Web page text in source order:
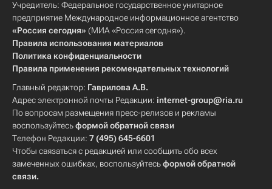
Учредитель: Федеральное государственное унитарное
предприятие Международное информационное агентство
«Россия сегодня» (МИА «Россия сегодня»).
Правила использования материалов
Политика конфиденциальности
Правила применения рекомендательных технологий
Главный редактор: Гаврилова А.В.
Адрес электронной почты Редакции: internet-group@ria.ru
По вопросам размещения пресс-релизов и рекламы
воспользуйтесьформой обратной связи
Телефон Редакции: 7 (495) 645-6601
Чтобы связаться с редакцией или сообщить обо всех
замеченных ошибках, воспользуйтесьформой обратной
связи.